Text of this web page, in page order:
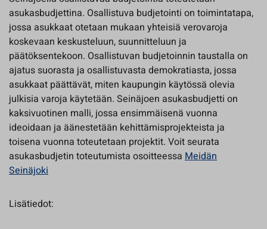
asukasbudjettina. Osallistuva budjetointi on toimintatapa,
jossa asukkaat otetaan mukaan yhteisiä verovaroja
koskevaan keskusteluun, suunnitteluun ja
päätöksentekoon. Osallistuvan budjetoinnin taustalla on
ajatus suorasta ja osallistuvasta demokratiasta, jossa
asukkaat päättävät, miten kaupungin käytössä olevia
julkisia varoja käytetään. Seinäjoen asukasbudjetti on
kaksivuotinen malli, jossa ensimmäisenä vuonna
ideoidaan ja äänestetään kehittämisprojekteista ja
toisena vuonna toteutetaan projektit. Voit seurata
asukasbudjetin toteutumista osoitteessa Meidän
Seinäjoki
Lisätiedot: